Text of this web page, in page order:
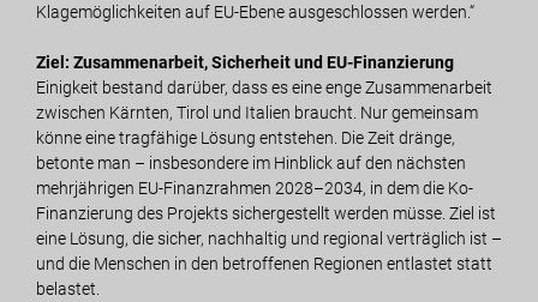
Klagemöglichkeiten auf EU-Ebene ausgeschlossen werden.“
Ziel: Zusammenarbeit, Sicherheit und EU-Finanzierung
Einigkeit bestand darüber, dass es eine enge Zusammenarbeit
zwischen Kärnten, Tirol und Italien braucht. Nur gemeinsam
könne eine tragfähige Lösung entstehen. Die Zeit dränge,
betonte man – insbesondere im Hinblick auf den nächsten
mehrjährigen EU-Finanzrahmen 2028–2034, in dem die Ko-
Finanzierung des Projekts sichergestellt werden müsse. Ziel ist
eine Lösung, die sicher, nachhaltig und regional verträglich ist –
und die Menschen in den betroffenen Regionen entlastet statt
belastet.